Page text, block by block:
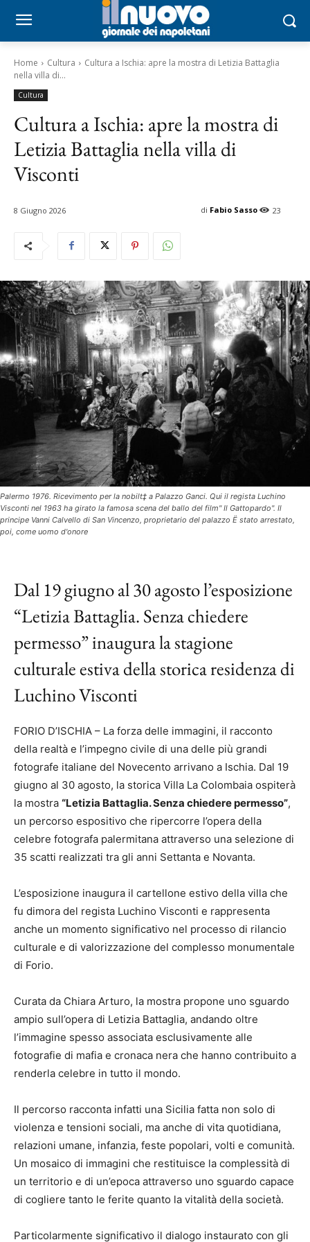
Home Cultura
Cultura a Ischia: apre la mostra di Letizia Battaglia
nella villa di...
Cultura
Cultura a Ischia: apre la mostra di
Letizia Battaglia nella villa di
Visconti
8 Giugno 2026 23
di Fabio Sasso
Palermo 1976. Ricevimento per la nobilt‡ a Palazzo Ganci. Qui il regista Luchino
Visconti nel 1963 ha girato la famosa scena del ballo del film" Il Gattopardo". Il
principe Vanni Calvello di San Vincenzo, proprietario del palazzo Ë stato arrestato,
poi, come uomo d'onore
Dal 19 giugno al 30 agosto l’esposizione
“Letizia Battaglia. Senza chiedere
permesso” inaugura la stagione
culturale estiva della storica residenza di
Luchino Visconti
FORIO D’ISCHIA – La forza delle immagini, il racconto
della realtà e l’impegno civile di una delle più grandi
fotografe italiane del Novecento arrivano a Ischia. Dal 19
giugno al 30 agosto, la storica Villa La Colombaia ospiterà
la mostra “Letizia Battaglia. Senza chiedere permesso”,
un percorso espositivo che ripercorre l’opera della
celebre fotografa palermitana attraverso una selezione di
35 scatti realizzati tra gli anni Settanta e Novanta.
L’esposizione inaugura il cartellone estivo della villa che
fu dimora del regista Luchino Visconti e rappresenta
anche un momento significativo nel processo di rilancio
culturale e di valorizzazione del complesso monumentale
di Forio.
Curata da Chiara Arturo, la mostra propone uno sguardo
ampio sull’opera di Letizia Battaglia, andando oltre
l’immagine spesso associata esclusivamente alle
fotografie di mafia e cronaca nera che hanno contribuito a
renderla celebre in tutto il mondo.
Il percorso racconta infatti una Sicilia fatta non solo di
violenza e tensioni sociali, ma anche di vita quotidiana,
relazioni umane, infanzia, feste popolari, volti e comunità.
Un mosaico di immagini che restituisce la complessità di
un territorio e di un’epoca attraverso uno sguardo capace
di cogliere tanto le ferite quanto la vitalità della società.
Particolarmente significativo il dialogo instaurato con gli